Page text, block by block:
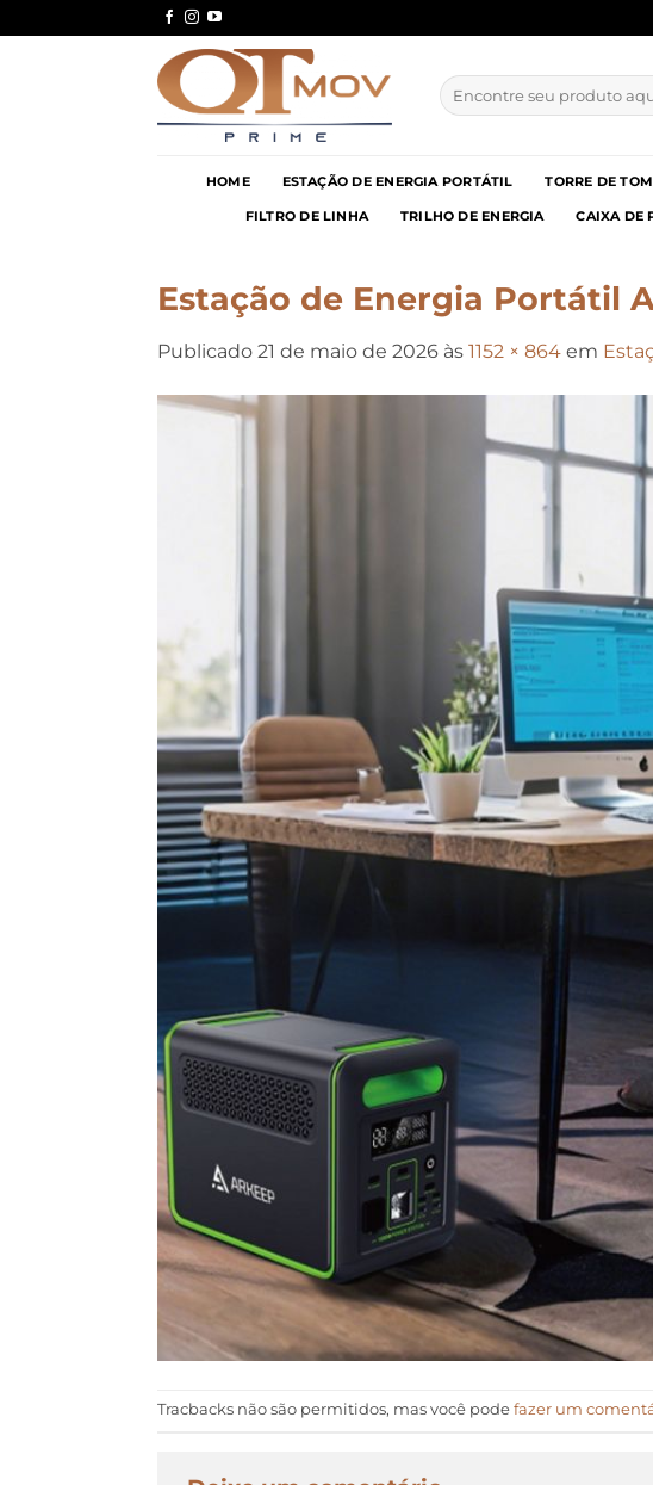
to
Pesquisar
por:
HOME ESTAÇÃO DE ENERGIA PORTÁTIL TORRE DE
FILTRO DE LINHA TRILHO DE ENERGIA CAIXA DE
Estação de Energia Portátil
Publicado 21 de maio de 2026 às 1152 × 864 em
Tracbacks não são permitidos, mas você pode fazer um